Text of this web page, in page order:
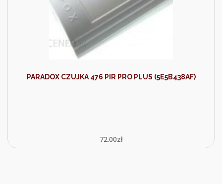
PARADOX CZUJKA 476 PIR PRO PLUS (5E5B438AF)
72.00zł